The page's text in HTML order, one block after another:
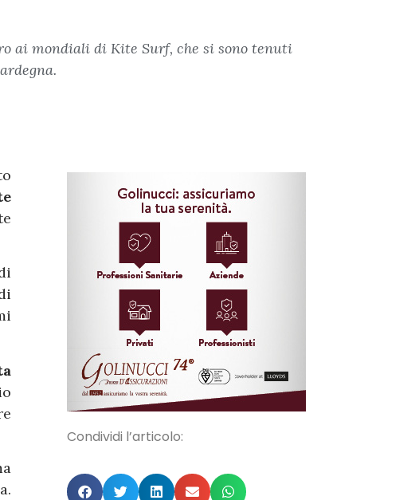
ai mondiali di Kite Surf, che si sono tenuti
Condividi l’articolo: